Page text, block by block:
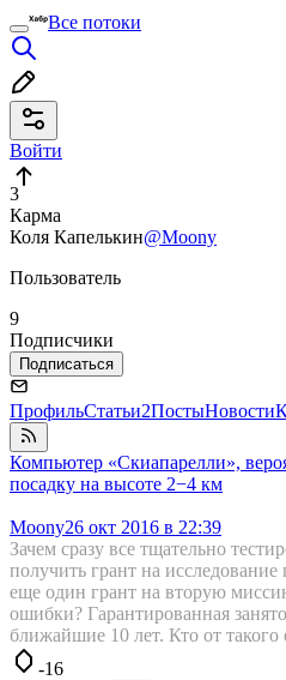
Все потоки
Войти
3
Карма
Коля Капелькин@Moony
Пользователь
9
Подписчики
Подписаться
ПрофильСтатьи2ПостыНовости
Компьютер «Скиапарелли»,
посадку на высоте 2−4 км
Moony26 окт 2016 в 22:39
Зачем сразу все тщательно
получить грант на
еще один грант на вторую
ошибки? Гарантированная
ближайшие 10 лет. Кто от такого
-16